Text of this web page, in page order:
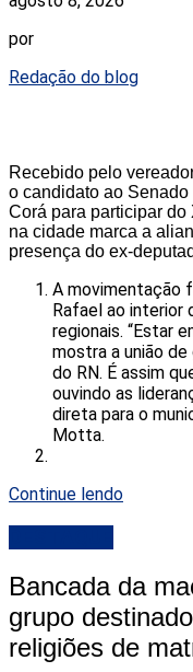
por
Redação do blog
Recebido pelo
o candidato ao
Corá para participar do
na cidade marca a
presença do ex-
A movimentação
Rafael ao interior
regionais. “Estar
mostra a união
do RN. É assim
ouvindo as
direta para o
Motta.
Continue lendo
Bancada da
grupo
religiões de